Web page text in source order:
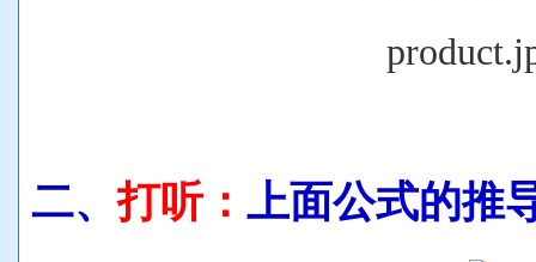
二、打听： 上面公式的推